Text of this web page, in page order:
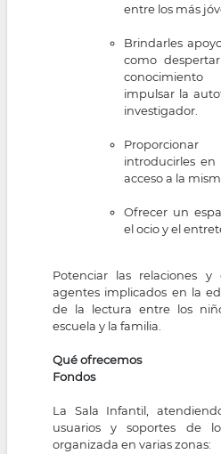
entre los más
Brindarles
como
impulsar la
investigador.
introducirles en
acceso a la
Ofrecer un
el ocio y el
Potenciar las relaciones y
agentes implicados en la
de la lectura entre los
escuela y la familia.
Qué ofrecemos
Fondos
La Sala Infantil,
usuarios y soportes de
organizada en varias zonas: